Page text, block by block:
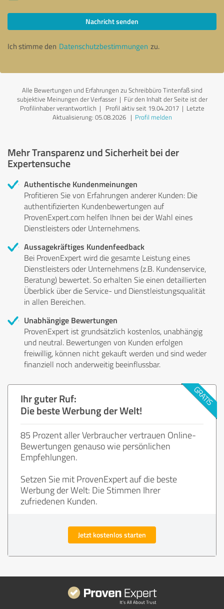
Nachricht senden
Ich stimme den Datenschutzbestimmungen zu.
Alle Bewertungen und Erfahrungen zu Schreibbüro Tintenfaß sind
subjektive Meinungen der Verfasser | Für den Inhalt der Seite ist der
Profilinhaber verantwortlich | Profil aktiv seit 19.04.2017 | Letzte
Aktualisierung: 05.08.2026| Profil melden
Mehr Transparenz und Sicherheit bei der
Expertensuche
Authentische Kundenmeinungen
Profitieren Sie von Erfahrungen anderer Kunden: Die
authentifizierten Kundenbewertungen auf
ProvenExpert.com helfen Ihnen bei der Wahl eines
Dienstleisters oder Unternehmens.
Aussagekräftiges Kundenfeedback
Bei ProvenExpert wird die gesamte Leistung eines
Dienstleisters oder Unternehmens (z.B. Kundenservice,
Beratung) bewertet. So erhalten Sie einen detaillierten
Überblick über die Service- und Dienstleistungsqualität
in allen Bereichen.
Unabhängige Bewertungen
ProvenExpert ist grundsätzlich kostenlos, unabhängig
und neutral. Bewertungen von Kunden erfolgen
freiwillig, können nicht gekauft werden und sind weder
finanziell noch anderweitig beeinflussbar.
Ihr guter Ruf:
Die beste Werbung der Welt!
85 Prozent aller Verbraucher vertrauen Online-
Bewertungen genauso wie persönlichen
Empfehlungen.
Setzen Sie mit ProvenExpert auf die beste
Werbung der Welt: Die Stimmen Ihrer
zufriedenen Kunden.
Jetzt kostenlos starten